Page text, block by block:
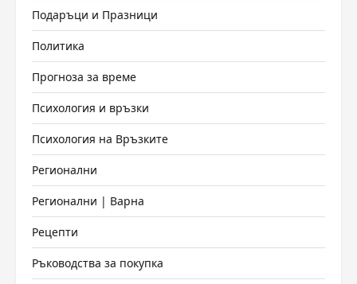
Подаръци и Празници
Политика
Прогноза за време
Психология и връзки
Психология на Връзките
Регионални
Регионални | Варна
Рецепти
Ръководства за покупка